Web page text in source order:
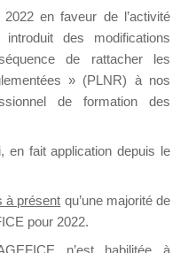
il y a un mois
en faveur de l’activité
introduit des modifications
de rattacher les
» (PLNR) à nos
de formation des
, en fait application depuis le
à présent qu’une majorité de
pour 2022.
n’est habilitée à